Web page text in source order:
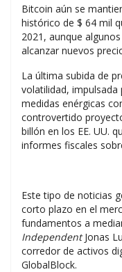
Bitcoin aún se
histórico de $ 64 mil
2021, aunque
alcanzar nuevos
La última subida de
volatilidad,
medidas enérgicas
controvertido
billón en los EE. UU.
informes fiscales
Este tipo de noticias
corto plazo en el
fundamentos a
IndependentJonas
corredor de activos
GlobalBlock.